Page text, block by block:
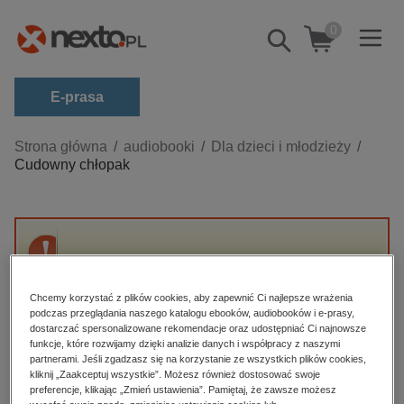
Pokaż/schowaj
wyszukiwarkę
0
E-prasa
Kategorie
Zobacz wszystkie E-prasa
budownictwo, aranżacja wnętrz
dzienniki
edukacja
hobby, sport, rozrywka
komputery, internet, technologie, informatyka
Strona główna audiobooki
Dla dzieci i młodzieży
Cudowny chłopak
Przepraszamy, ale produkt „Cudowny
High-contrast mode
Polecane
Chcemy korzystać z plików cookies, aby zapewnić Ci najlepsze wrażenia
podczas przeglądania naszego katalogu ebooków, audiobooków i e-prasy,
dostarczać spersonalizowane rekomendacje oraz udostępniać Ci najnowsze
funkcje, które rozwijamy dzięki analizie danych i współpracy z naszymi
partnerami. Jeśli zgadzasz się na korzystanie ze wszystkich plików cookies,
kliknij „Zaakceptuj wszystkie”. Możesz również dostosować swoje
preferencje, klikając „Zmień ustawienia”. Pamiętaj, że zawsze możesz